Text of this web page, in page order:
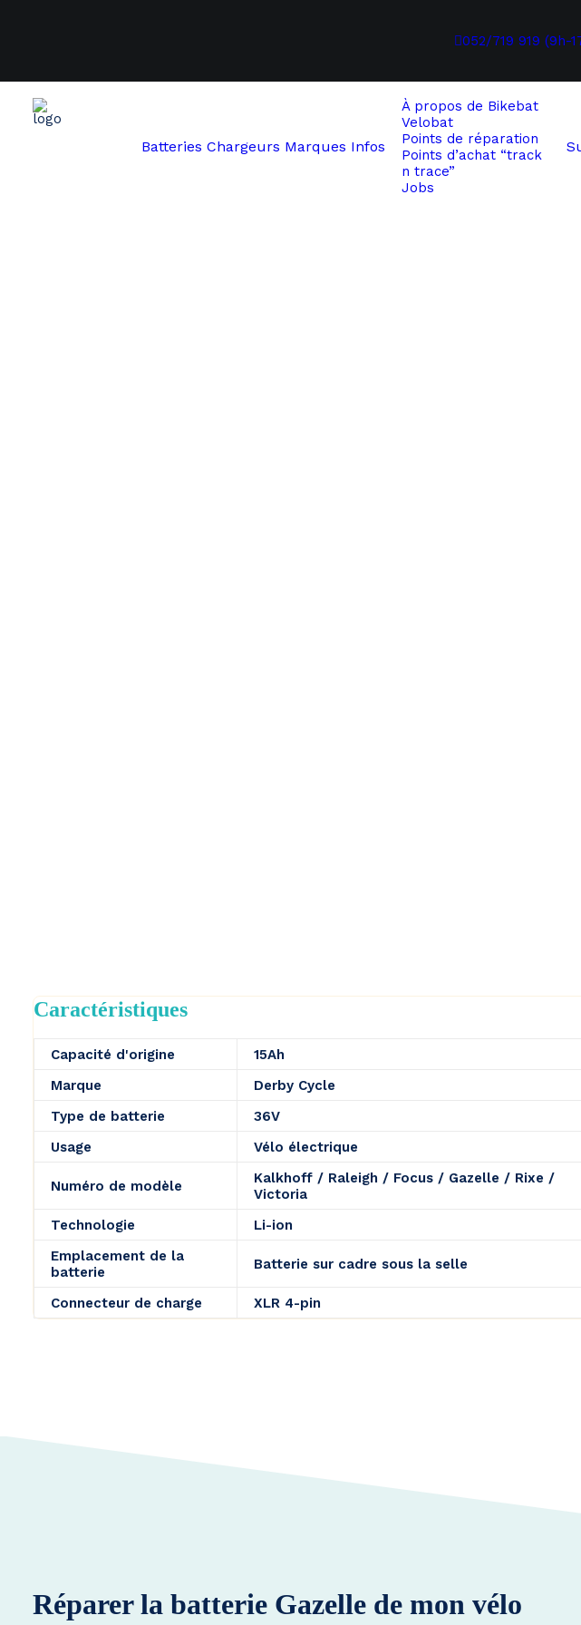
052/719 919 (9h-
Batteries Chargeurs Marques Infos
À propos de Bikebat
Velobat
Points de réparation
Points d’achat “track
n trace”
Jobs
Caractéristiques
Capacité d'origine
15Ah
Marque
Derby Cycle
Type de batterie
36V
Usage
Vélo électrique
Numéro de modèle
Kalkhoff / Raleigh / Focus / Gazelle / Rixe /
Victoria
Technologie
Li-ion
Emplacement de la
batterie
Batterie sur cadre sous la selle
Connecteur de charge XLR 4-pin
Réparer la batterie Gazelle de mon vélo